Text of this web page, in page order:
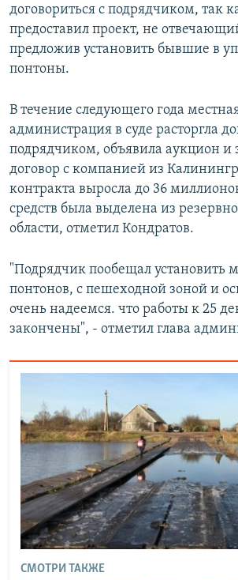
договориться с подрядчиком, так
предоставил проект, не
предложив установить бывшие в
понтоны.
В течение следующего года
администрация в суде расторгла
подрядчиком, объявила аукцион и
договор с компанией из
контракта выросла до 36
средств была выделена из
области, отметил Кондратов.
"Подрядчик пообещал установить
понтонов, с пешеходной зоной и
очень надеемся. что работы к 25
закончены", - отметил глава
СМОТРИ ТАКЖЕ